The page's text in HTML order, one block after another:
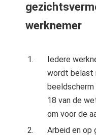
werknemer
Iedere
wordt belast
beeldscherm
18 van de
om voor de
Arbeid en op